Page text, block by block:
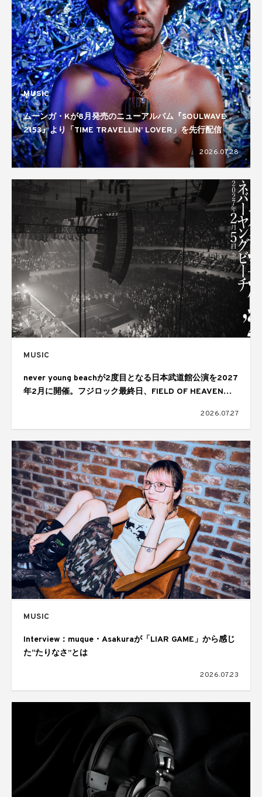
MUSIC
ムーンガ・Kが8月発売のニューアルバム『SOULWAVE
2153』より「TIME TRAVELLIN’ LOVER」を先行配信
2026.07.28
MUSIC
never young beachが2度目となる日本武道館公演を2027
年2月に開催。フジロック最終日、FIELD OF HEAVENの
2026.07.27
MUSIC
Interview：muque・Asakuraが「LIAR GAME」から感じ
た“たりなさ”とは
2026.07.23